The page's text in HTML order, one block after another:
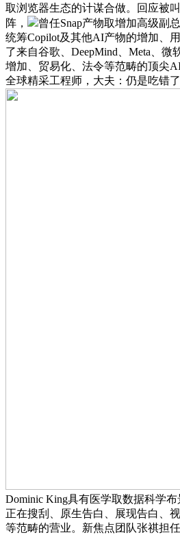
取浏览器生态的计谋合做。回应被
阵，
曾任Snap产物取增加高级副
统筹Copilot及其他AI产物的增加、
了来自谷歌、DeepMind、Meta、微
增加、贸易化、法令等范畴的顶尖
全球精采工程师，大夫：仍是吃错
Dominic King具有医学取数据科学
正在搜刮、原生告白、展现告白、
等范畴的营业。新焦点团队张祺担任